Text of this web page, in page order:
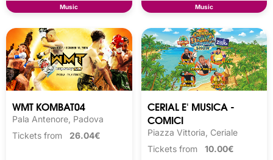
Music Music
WMT KOMBAT04
Pala Antenore, Padova
Tickets from 26.04€
CERIAL E' MUSICA -
COMICI
Piazza Vittoria, Ceriale
Tickets from 10.00€